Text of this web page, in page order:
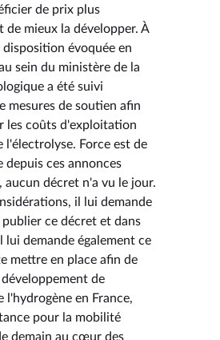
de prix plus
mieux la développer. À
évoquée en
sein du ministère de la
a été suivi
mesures de soutien afin
les coûts d'exploitation
l'électrolyse. Force est de
depuis ces annonces
aucun décret n'a vu le jour.
il lui demande
ce décret et dans
lui demande également ce
mettre en place afin de
de
l'hydrogène en France,
pour la mobilité
demain au cœur des